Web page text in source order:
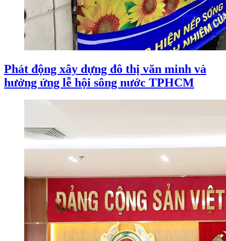
Phát động xây dựng đô thị văn minh và
hưởng ứng lễ hội sông nước TPHCM